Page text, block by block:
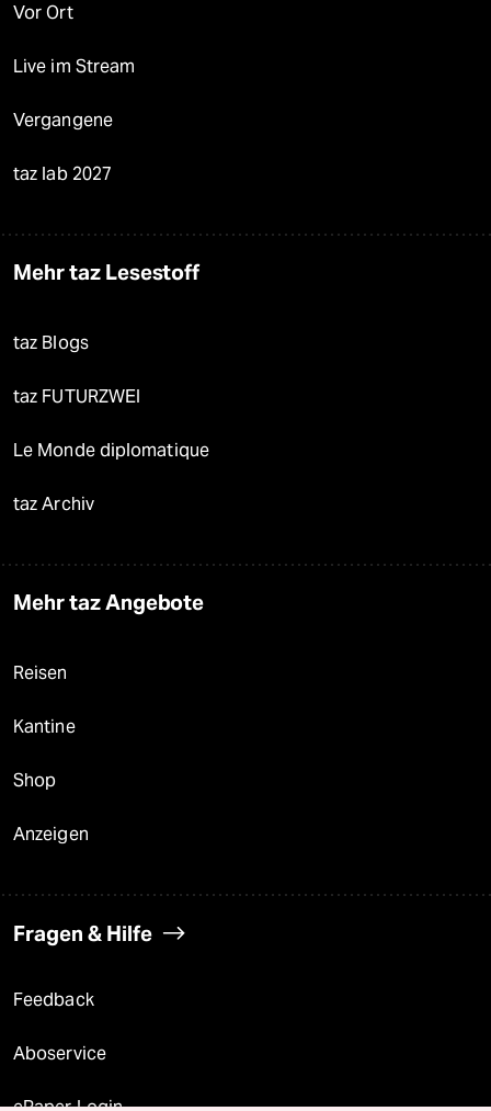
Vor Ort
Live im Stream
Vergangene
taz lab 2027
Mehr taz Lesestoff
taz Blogs
taz FUTURZWEI
Le Monde diplomatique
taz Archiv
Mehr taz Angebote
Reisen
Kantine
Shop
Anzeigen
Fragen & Hilfe
Feedback
Aboservice